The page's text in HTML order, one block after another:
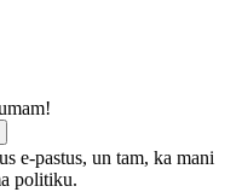
e-pastus, un tam, ka mani
politiku.